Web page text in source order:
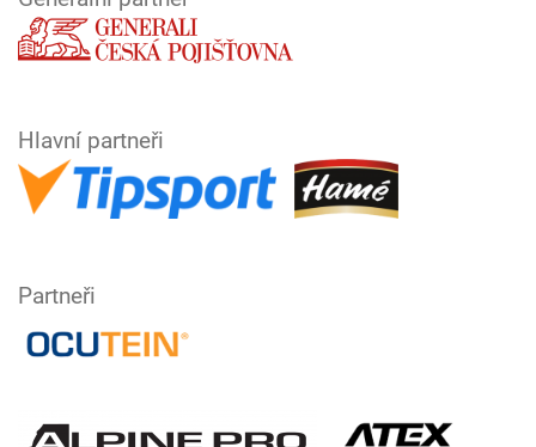
Hlavní partneři
Partneři